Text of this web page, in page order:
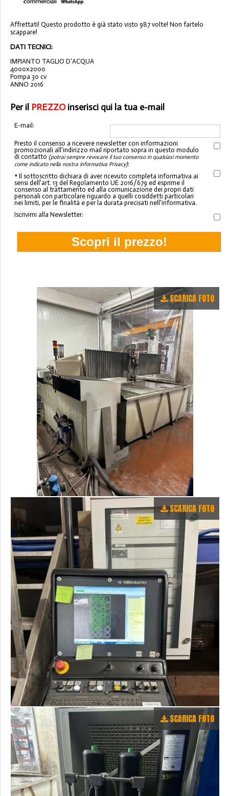
Affrettati! Questo prodotto è già stato visto 987 volte! Non fartelo
scappare!
DATI TECNICI:
IMPIANTO TAGLIO D'ACQUA
4000x2000
Pompa 30 cv
ANNO 2016
Per il PREZZOinserisci qui la tua e-mail
E-mail:
Presto il consenso a ricevere newsletter con informazioni
promozionali all'indirizzo mail riportato sopra in questo modulo
di contatto (potrai sempre revocare il tuo consenso in qualsiasi momento
come indicato nella nostra informativa Privacy):
* Il sottoscritto dichiara di aver ricevuto completa informativa ai
sensi dell'art. 13 del Regolamento UE 2016/679 ed esprime il
consenso al trattamento ed alla comunicazione dei propri dati
personali con particolare riguardo a quelli cosiddetti particolari
nei limiti, per le finalità e per la durata precisati nell'informativa.
Iscrivimi alla Newsletter:
SCARICA FOTO
SCARICA FOTO
SCARICA FOTO